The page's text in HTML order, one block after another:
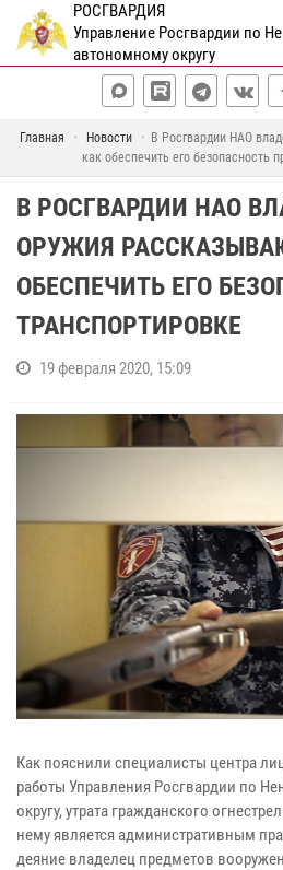
РОСГВАРДИЯ
Управление Росгвардии по
автономному округу
Главная Новости
В Росгвардии НАО
как обеспечить его безопасность
В РОСГВАРДИИ НАО
ОРУЖИЯ
ОБЕСПЕЧИТЬ ЕГО
ТРАНСПОРТИРОВКЕ
19 февраля 2020, 15:09
Как пояснили специалисты центра
работы Управления Росгвардии по
округу, утрата гражданского
нему является административным
деяние владелец предметов